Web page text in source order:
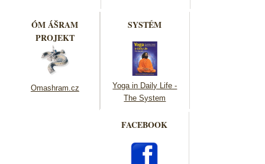
ÓM ÁŠRAM
PROJEKT
Omashram.cz
SYSTÉM
Yoga in Daily Life -
The System
FACEBOOK